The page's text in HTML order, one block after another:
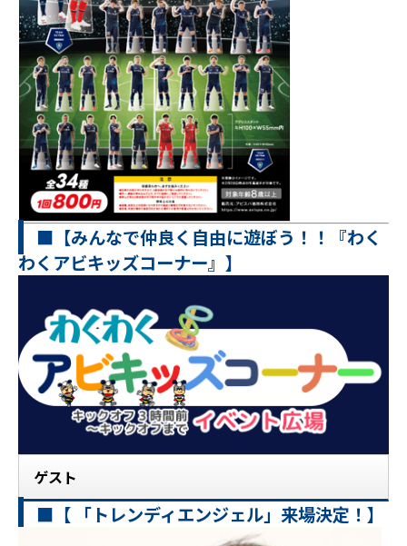
■【みんなで仲良く自由に遊ぼう！！『わく
わくアビキッズコーナー』】
ゲスト
■【 「トレンディエンジェル」来場決定！】